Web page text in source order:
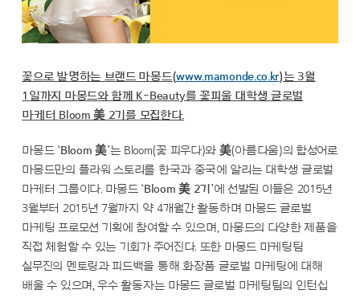
꽃으로 발명하는 브랜드 마몽드(www.mamonde.co.kr)는 3월
1일까지 마몽드와 함께 K-Beauty를 꽃피울 대학생 글로벌
마케터 Bloom 美 2기를 모집한다.
마몽드 ‘Bloom 美’는 Bloom(꽃 피우다)와 美(아름다움)의 합성어로
마몽드만의 플라워 스토리를 한국과 중국에 알리는 대학생 글로벌
마케터 그룹이다. 마몽드 ‘Bloom 美 2기’에 선발된 이들은 2015년
3월부터 2015년 7월까지 약 4개월간 활동하며 마몽드 글로벌
마케팅 프로모션 기획에 참여할 수 있으며, 마몽드의 다양한 제품을
직접 체험할 수 있는 기회가 주어진다. 또한 마몽드 마케팅팀
실무진의 멘토링과 피드백을 통해 화장품 글로벌 마케팅에 대해
배울 수 있으며, 우수 활동자는 마몽드 글로벌 마케팅팀의 인턴십